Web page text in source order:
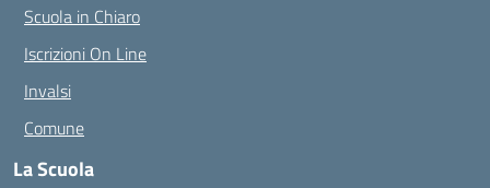
Scuola in Chiaro
Iscrizioni On Line
Invalsi
Comune
La Scuola